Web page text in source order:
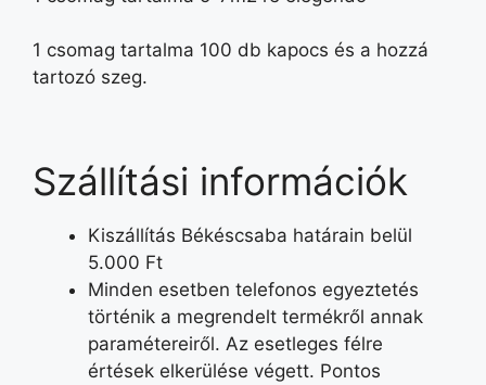
1 csomag tartalma 100 db kapocs és a hozzá
tartozó szeg.
Szállítási információk
Kiszállítás Békéscsaba határain belül
5.000 Ft
Minden esetben telefonos egyeztetés
történik a megrendelt termékről annak
paramétereiről. Az esetleges félre
értések elkerülése végett. Pontos